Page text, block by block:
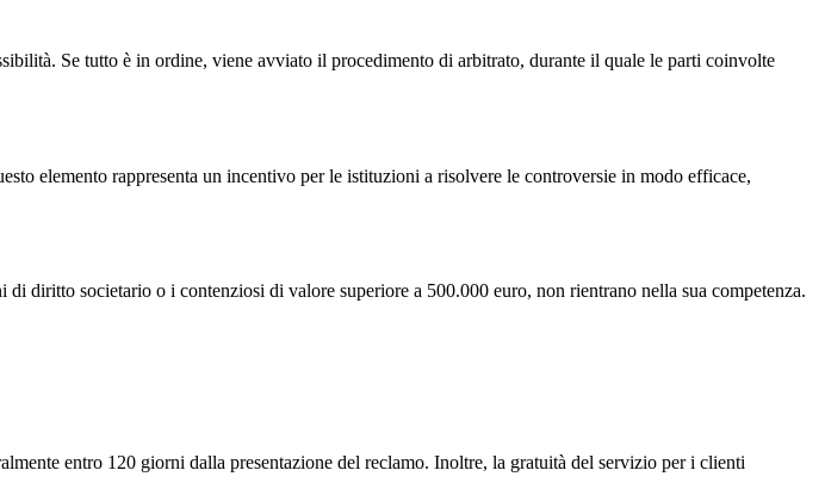
Se tutto è in ordine, viene avviato il procedimento di arbitrato, durante il quale le parti coinvolte
elemento rappresenta un incentivo per le istituzioni a risolvere le controversie in modo efficace,
diritto societario o i contenziosi di valore superiore a 500.000 euro, non rientrano nella sua competenza.
entro 120 giorni dalla presentazione del reclamo. Inoltre, la gratuità del servizio per i clienti